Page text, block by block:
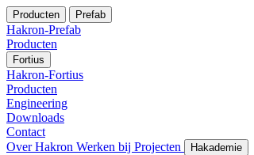
Producten Prefab
Hakron-Prefab
Producten
Fortius
Hakron-Fortius
Producten
Engineering
Downloads
Contact
Over Hakron Werken bij Projecten Hakademie